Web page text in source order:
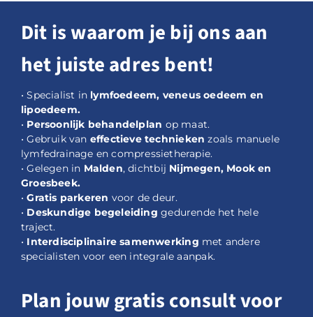
Dit is waarom je bij ons aan
het juiste adres bent!
• Specialist in lymfoedeem, veneus oedeem en
lipoedeem.
• Persoonlijk behandelplan op maat.
• Gebruik van effectieve technieken zoals manuele
lymfedrainage en compressietherapie.
• Gelegen in Malden, dichtbij Nijmegen, Mook en
Groesbeek.
•Gratis parkeren voor de deur.
• Deskundige begeleiding gedurende het hele
traject.
• Interdisciplinaire samenwerking met andere
specialisten voor een integrale aanpak.
Plan jouw gratis consult voor